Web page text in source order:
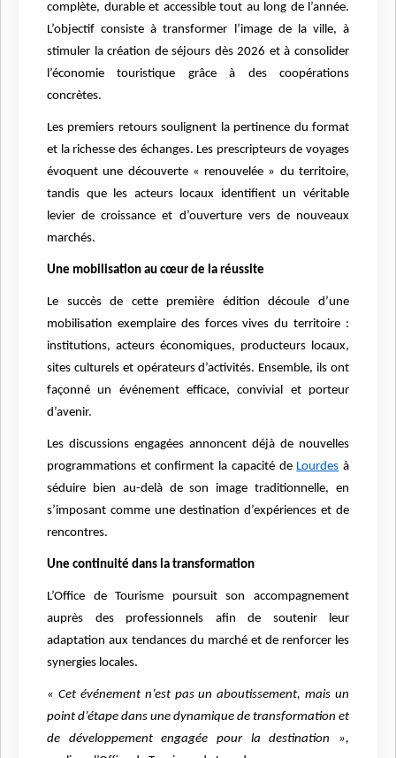
complète, durable et accessible tout au long de l’année.
L’objectif consiste à transformer l’image de la ville, à
stimuler la création de séjours dès 2026 et à consolider
l’économie touristique grâce à des coopérations
concrètes.
Les premiers retours soulignent la pertinence du format
et la richesse des échanges. Les prescripteurs de voyages
évoquent une découverte « renouvelée » du territoire,
tandis que les acteurs locaux identifient un véritable
levier de croissance et d’ouverture vers de nouveaux
marchés.
Une mobilisation au cœur de la réussite
Le succès de cette première édition découle d’une
mobilisation exemplaire des forces vives du territoire :
institutions, acteurs économiques, producteurs locaux,
sites culturels et opérateurs d’activités. Ensemble, ils ont
façonné un événement efficace, convivial et porteur
d’avenir.
Les discussions engagées annoncent déjà de nouvelles
programmations et confirment la capacité de Lourdes à
séduire bien au-delà de son image traditionnelle, en
s’imposant comme une destination d’expériences et de
rencontres.
Une continuité dans la transformation
L’Office de Tourisme poursuit son accompagnement
auprès des professionnels afin de soutenir leur
adaptation aux tendances du marché et de renforcer les
synergies locales.
« Cet événement n’est pas un aboutissement, mais un
point d’étape dans une dynamique de transformation et
de développement engagée pour la destination »,